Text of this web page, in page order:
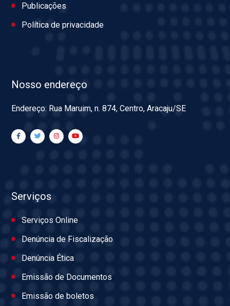
Publicações
Política de privacidade
Nosso endereço
Endereço: Rua Maruim, n. 874, Centro, Aracaju/SE
Serviços
Serviços Online
Denúncia de Fiscalização
Denúncia Ética
Emissão de Documentos
Emissão de boletos